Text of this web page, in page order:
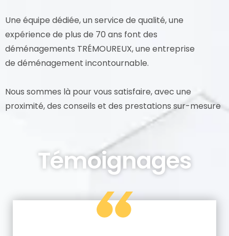
Une équipe dédiée, un service de qualité, une
expérience de plus de 70 ans font des
déménagements TRÉMOUREUX, une entreprise
de déménagement incontournable.
Nous sommes là pour vous satisfaire, avec une
proximité, des conseils et des prestations sur-mesure
Témoignages